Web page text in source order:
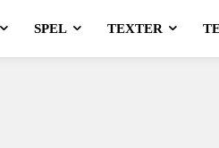
SPEL TEXTER